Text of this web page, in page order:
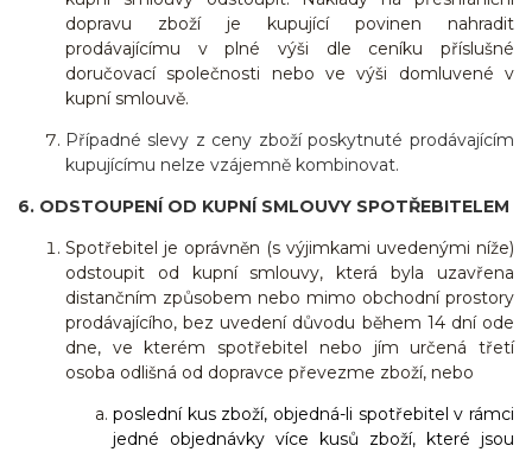
dopravu zboží je kupující povinen nahradit
prodávajícímu v plné výši dle ceníku příslušné
doručovací společnosti nebo ve výši domluvené v
kupní smlouvě.
Případné slevy z ceny zboží poskytnuté prodávajícím
kupujícímu nelze vzájemně kombinovat.
6. ODSTOUPENÍ OD KUPNÍ SMLOUVY SPOTŘEBITELEM
Spotřebitel je oprávněn (s výjimkami uvedenými níže)
odstoupit od kupní smlouvy, která byla uzavřena
distančním způsobem nebo mimo obchodní prostory
prodávajícího, bez uvedení důvodu během 14 dní ode
dne, ve kterém spotřebitel nebo jím určená třetí
osoba odlišná od dopravce převezme zboží, nebo
poslední kus zboží, objedná-li spotřebitel v rámci
jedné objednávky více kusů zboží, které jsou